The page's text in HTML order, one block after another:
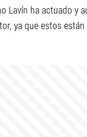
Lavín ha actuado y
ya que estos